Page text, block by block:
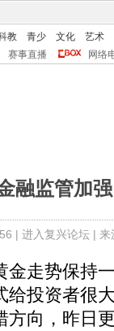
教 青少 文化
艺术
赛事直播 网络
融监管加
| 进入复兴论坛| 来
走势保持
投资者很
向，昨日